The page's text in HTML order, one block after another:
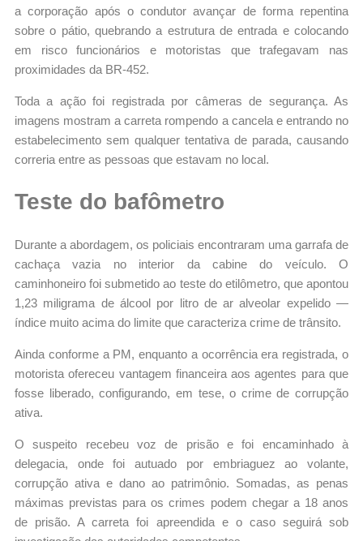
a corporação após o condutor avançar de forma repentina
sobre o pátio, quebrando a estrutura de entrada e colocando
em risco funcionários e motoristas que trafegavam nas
proximidades da BR-452.
Toda a ação foi registrada por câmeras de segurança. As
imagens mostram a carreta rompendo a cancela e entrando no
estabelecimento sem qualquer tentativa de parada, causando
correria entre as pessoas que estavam no local.
Teste do bafômetro
Durante a abordagem, os policiais encontraram uma garrafa de
cachaça vazia no interior da cabine do veículo. O
caminhoneiro foi submetido ao teste do etilômetro, que apontou
1,23 miligrama de álcool por litro de ar alveolar expelido —
índice muito acima do limite que caracteriza crime de trânsito.
Ainda conforme a PM, enquanto a ocorrência era registrada, o
motorista ofereceu vantagem financeira aos agentes para que
fosse liberado, configurando, em tese, o crime de corrupção
ativa.
O suspeito recebeu voz de prisão e foi encaminhado à
delegacia, onde foi autuado por embriaguez ao volante,
corrupção ativa e dano ao patrimônio. Somadas, as penas
máximas previstas para os crimes podem chegar a 18 anos
de prisão. A carreta foi apreendida e o caso seguirá sob